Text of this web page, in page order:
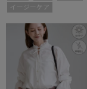
イージーケア